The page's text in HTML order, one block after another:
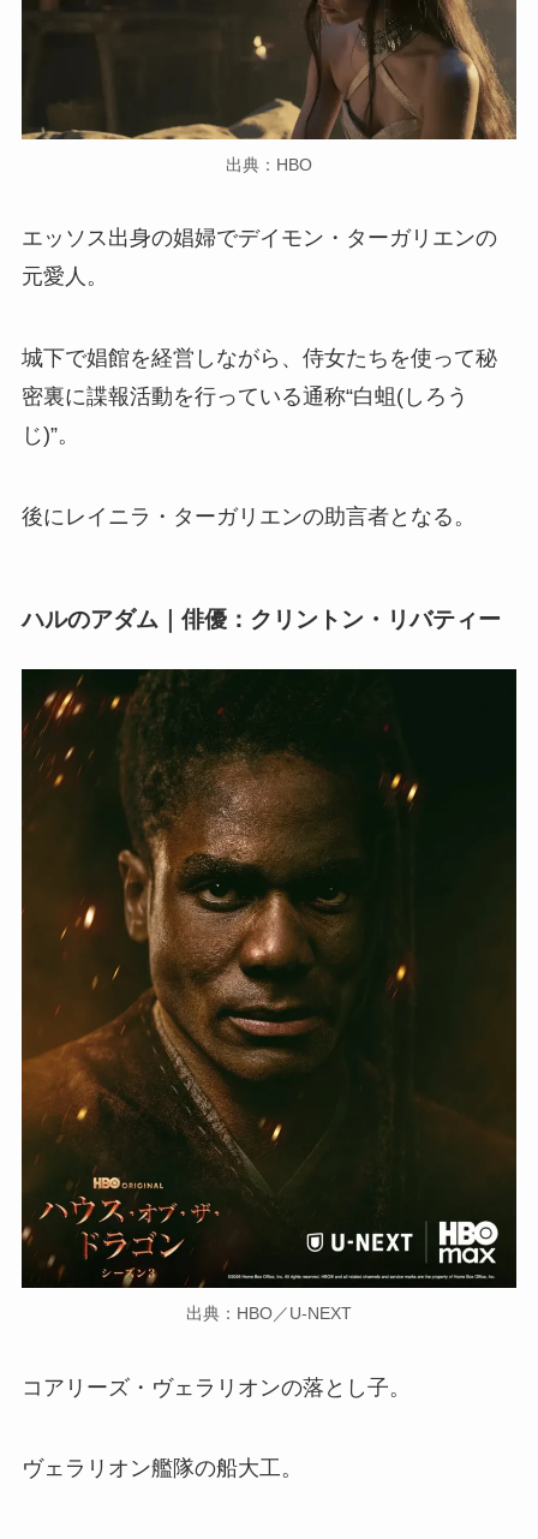
出典：HBO
エッソス出身の娼婦でデイモン・ターガリエンの
元愛人。
城下で娼館を経営しながら、侍女たちを使って秘
密裏に諜報活動を行っている通称“白蛆(しろう
じ)”。
後にレイニラ・ターガリエンの助言者となる。
ハルのアダム｜俳優：クリントン・リバティー
出典：HBO／U-NEXT
コアリーズ・ヴェラリオンの落とし子。
ヴェラリオン艦隊の船大工。